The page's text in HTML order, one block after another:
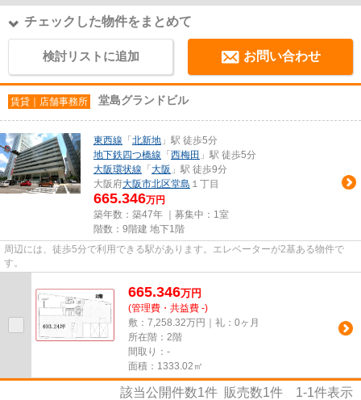
チェックした物件をまとめて
検討リストに追加 お問い合わせ
賃貸｜店舗事務所 堂島グランドビル
東西線 「 北新地 」駅 徒歩5分
地下鉄四つ橋線 「 西梅田 」駅 徒歩5分
大阪環状線 「 大阪 」駅 徒歩9分
大阪府大阪市北区堂島 １丁目
665.346万円
築年数：築47年 ｜募集中： 1室
階数：9階建 地下1階
周辺には、徒歩5分で利用できる駅があります。エレベーターが2基ある物件で
す。
665.346万円
(管理費・共益費 -)
敷：7,258.32万円｜礼：0ヶ月
所在階：2階
間取り：-
面積：1333.02㎡
該当公開件数1件 販売数1件 1-1件表示